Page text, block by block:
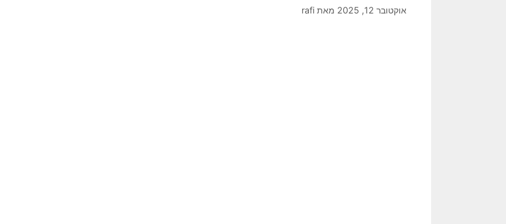
אוקטובר 12, 2025 מאת rafi